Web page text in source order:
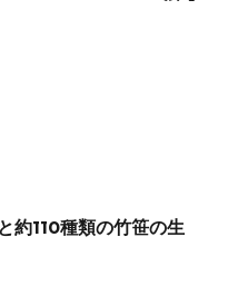
約110種類の竹笹の生